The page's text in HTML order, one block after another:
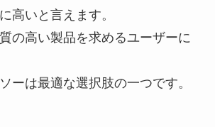
高いと言えます。
の高い製品を求めるユーザーに
ーは最適な選択肢の一つです。